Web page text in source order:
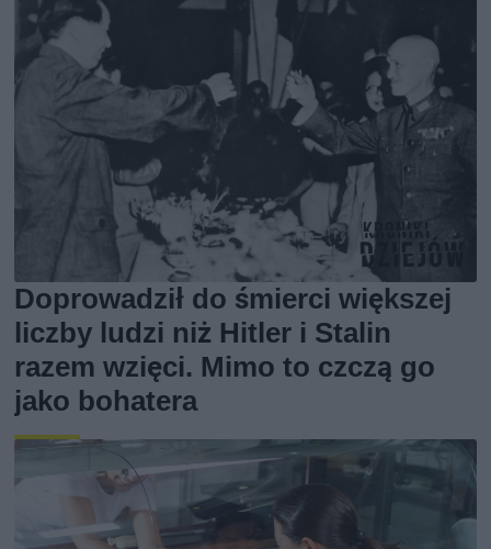
Doprowadził do śmierci większej
liczby ludzi niż Hitler i Stalin
razem wzięci. Mimo to czczą go
jako bohatera